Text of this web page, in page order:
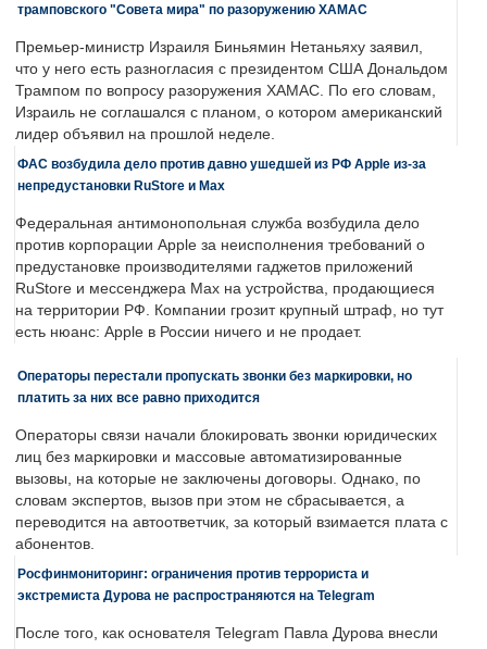
трамповского "Совета мира" по разоружению ХАМАС
Премьер-министр Израиля Биньямин Нетаньяху заявил,
что у него есть разногласия с президентом США Дональдом
Трампом по вопросу разоружения ХАМАС. По его словам,
Израиль не соглашался с планом, о котором американский
лидер объявил на прошлой неделе.
ФАС возбудила дело против давно ушедшей из РФ Apple из-за
непредустановки RuStore и Max
Федеральная антимонопольная служба возбудила дело
против корпорации Apple за неисполнения требований о
предустановке производителями гаджетов приложений
RuStore и мессенджера Max на устройства, продающиеся
на территории РФ. Компании грозит крупный штраф, но тут
есть нюанс: Apple в России ничего и не продает.
Операторы перестали пропускать звонки без маркировки, но
платить за них все равно приходится
Операторы связи начали блокировать звонки юридических
лиц без маркировки и массовые автоматизированные
вызовы, на которые не заключены договоры. Однако, по
словам экспертов, вызов при этом не сбрасывается, а
переводится на автоответчик, за который взимается плата с
абонентов.
Росфинмониторинг: ограничения против террориста и
экстремиста Дурова не распространяются на Telegram
После того, как основателя Telegram Павла Дурова внесли